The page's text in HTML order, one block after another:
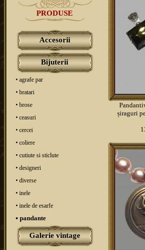
PRODUSE
Accesorii
Bijuterii
• agrafe par
• bratari
• brose
• ceasuri
• cercei
• coliere
• cutiute si sticlute
• designeri
• diverse
• inele
• inele de esarfe
• pandante
Galerie vintage
șiraguri